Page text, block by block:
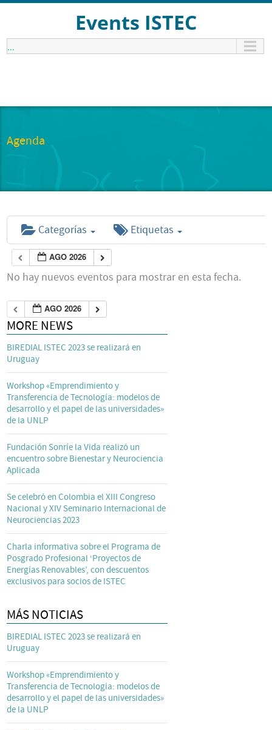
Events ISTEC
...
Agenda
Categorías Etiquetas
AGO 2026
No hay nuevos eventos para mostrar en esta fecha.
AGO 2026
MORE NEWS
BIREDIAL ISTEC 2023 se realizará en
Uruguay
Workshop «Emprendimiento y
Transferencia de Tecnología: modelos de
desarrollo y el papel de las universidades»
de la UNLP
Fundación Sonríe la Vida realizó un
encuentro sobre Bienestar y Neurociencia
Aplicada
Se celebró en Colombia el XIII Congreso
Nacional y XIV Seminario Internacional de
Neurociencias 2023
Charla informativa sobre el Programa de
Posgrado Profesional ‘Proyectos de
Energías Renovables’, con descuentos
exclusivos para socios de ISTEC
MÁS NOTICIAS
BIREDIAL ISTEC 2023 se realizará en
Uruguay
Workshop «Emprendimiento y
Transferencia de Tecnología: modelos de
desarrollo y el papel de las universidades»
de la UNLP